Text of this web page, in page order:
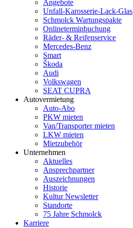
Angebote
Unfall-Karosserie-Lack-Glas
Schmolck Wartungspakte
Onlineterminbuchung
Räder- & Reifenservice
Mercedes-Benz
Smart
Škoda
Audi
Volkswagen
SEAT CUPRA
Autovermietung
Auto-Abo
PKW mieten
Van/Transporter mieten
LKW mieten
Mietzubehör
Unternehmen
Aktuelles
Ansprechpartner
Auszeichnungen
Historie
Kultur Newsletter
Standorte
75 Jahre Schmolck
Karriere